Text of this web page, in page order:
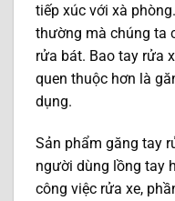
tiếp xúc với xà
thường mà chúng ta
rửa bát. Bao tay rửa
quen thuộc hơn là
dụng.
Sản phẩm găng tay
người dùng lồng tay
công việc rửa xe,